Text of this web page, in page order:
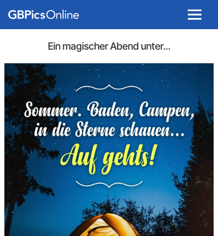
Menu
Ein magischer Abend unter...